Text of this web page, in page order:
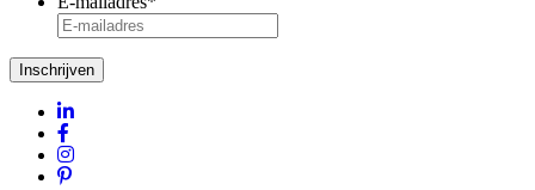
Inschrijven